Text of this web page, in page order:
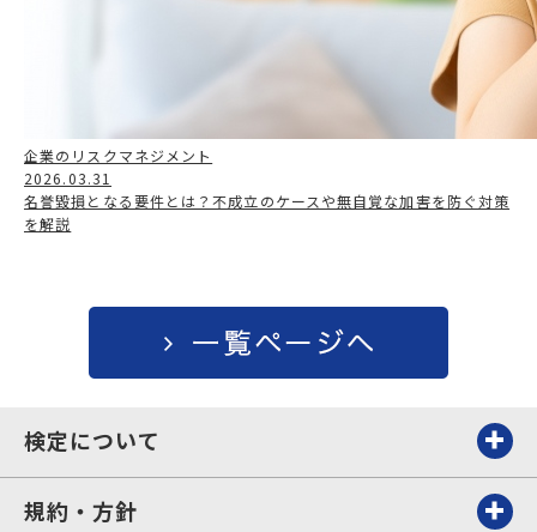
企業のリスクマネジメント
2026.03.31
名誉毀損となる要件とは？不成立のケースや無自覚な加害を防ぐ対策
を解説
検定について
規約・方針